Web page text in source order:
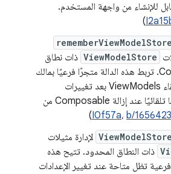
للإنشاء من واجهة المستخدم.
)
ViewModelStore ذات نطاق
محدّد في Compose. تربط هذه الدالة متجرًا فرعيًا بمالك
رئيسي، ما يضمن بقاء ViewModels بعد تغييرات
الإعدادات مع محوها تلقائيًا عند إزالة Composable من
I0f57a، b/
)
لإدارة مثيلات
ذات النطاق المحدود. تتيح هذه
فرعية تظل متاحة عند تغيير الإعدادات